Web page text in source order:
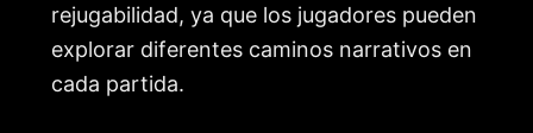
rejugabilidad, ya que los jugadores pueden
explorar diferentes caminos narrativos en
cada partida.